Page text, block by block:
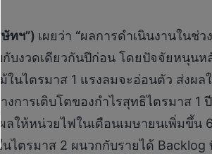
ษัทฯ”) เผยว่า “ผลการดำเนินงานในช่วง
กับงวดเดียวกันปีก่อน โดยปัจจัยหนุนห
ในไตรมาส 1 แรงลมจะอ่อนตัว ส่งผล
การเติบโตของกำไรสุทธิไตรมาส 1
ให้หน่วยไฟในเดือนเมษายนเพิ่มขึ้น
ไตรมาส 2 ผนวกกับรายได้ Backlog